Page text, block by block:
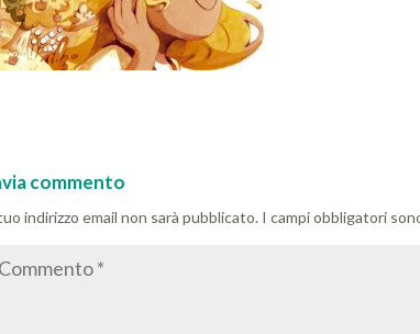
commento
indirizzo email non sarà pubblicato. I campi obbligatori